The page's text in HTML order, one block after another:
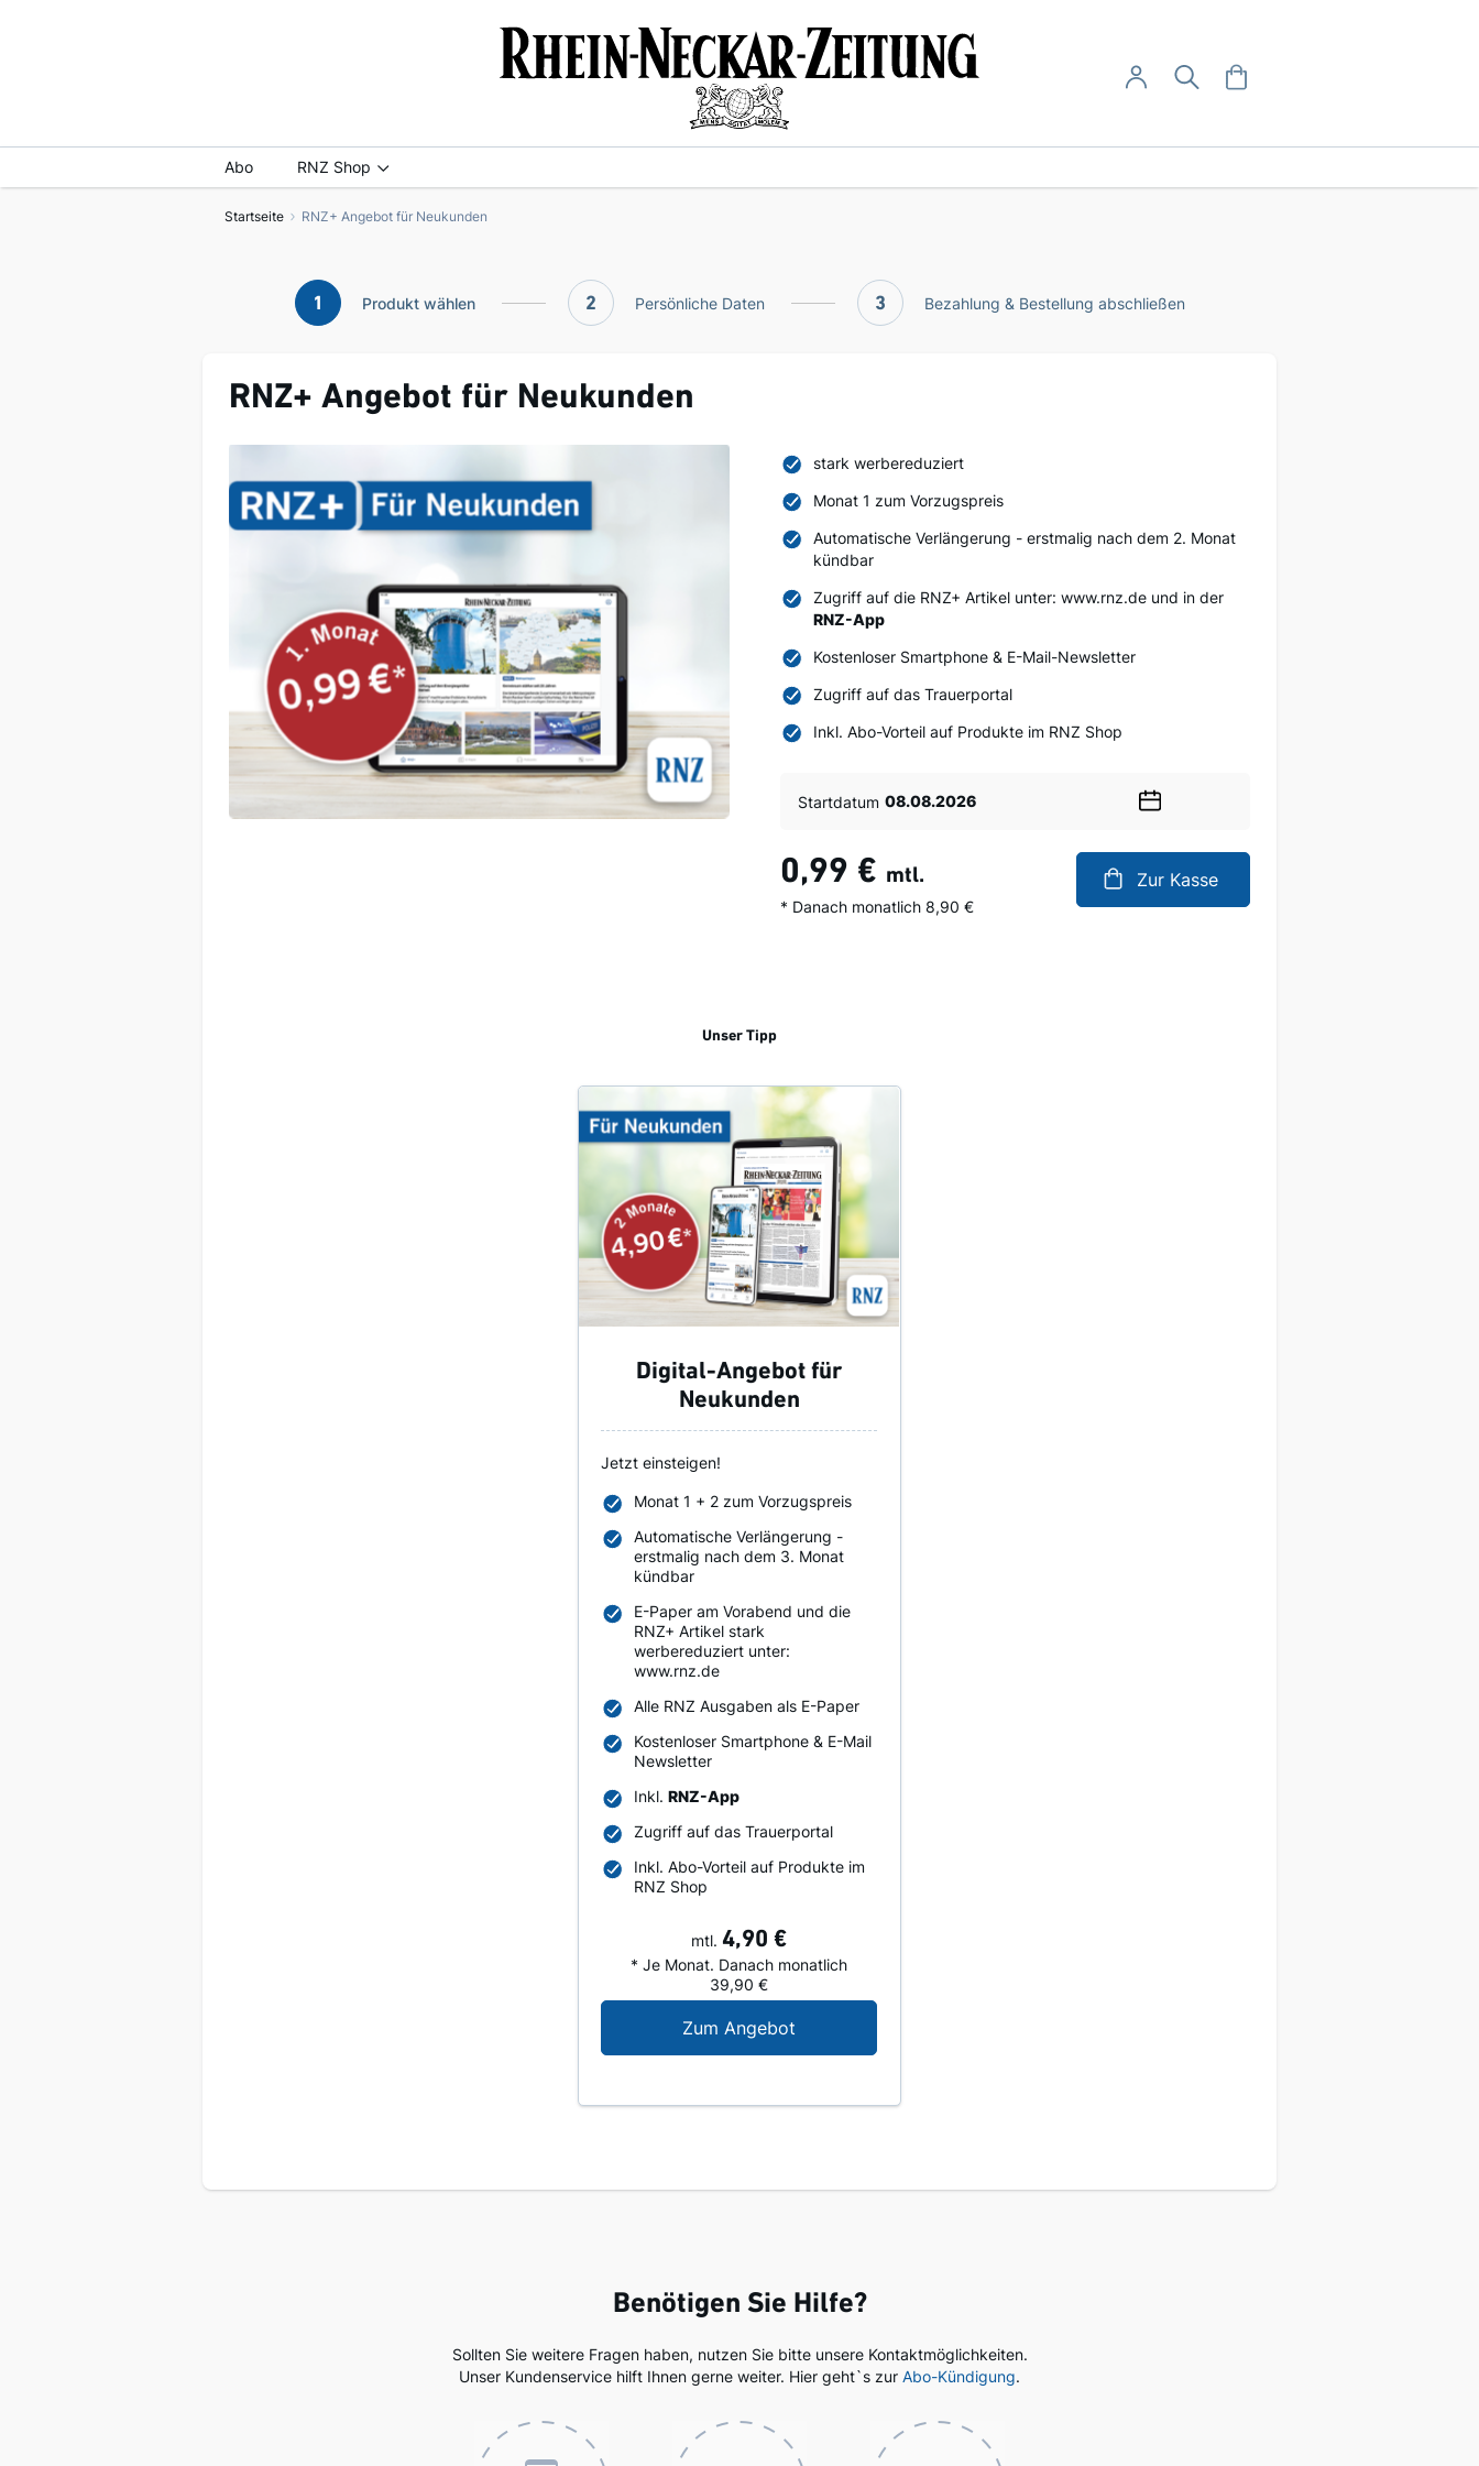
User-Menü
Anmelden
Abo RNZ Shop
Startseite RNZ+ Angebot für Neukunden
1 Produkt wählen 2 Persönliche Daten 3 Bezahlung & Bestellung abschließen
RNZ+ Angebot für Neukunden
stark werbereduziert
Monat 1 zum Vorzugspreis
Automatische Verlängerung - erstmalig nach dem 2. Monat
kündbar
Zugriff auf die RNZ+ Artikel unter: www.rnz.de und in der
RNZ-App
Kostenloser Smartphone & E-Mail-Newsletter
Zugriff auf das Trauerportal
Inkl. Abo-Vorteil auf Produkte im RNZ Shop
Startdatum
Datum
mtl.
0,99 €
* Danach monatlich 8,90 €
Zur Kasse
Unser Tipp
Digital-Angebot für
Neukunden
Jetzt einsteigen!
Monat 1 + 2 zum Vorzugspreis
Automatische Verlängerung -
erstmalig nach dem 3. Monat
kündbar
E-Paper am Vorabend und die
RNZ+ Artikel stark
werbereduziert unter:
www.rnz.de
Alle RNZ Ausgaben als E-Paper
Kostenloser Smartphone & E-Mail
Newsletter
Inkl.RNZ-App
Zugriff auf das Trauerportal
Inkl. Abo-Vorteil auf Produkte im
RNZ Shop
mtl. 4,90 €
* Je Monat. Danach monatlich
39,90 €
Zum Angebot
Benötigen Sie Hilfe?
Sollten Sie weitere Fragen haben, nutzen Sie bitte unsere Kontaktmöglichkeiten.
Unser Kundenservice hilft Ihnen gerne weiter. Hier geht`s zur Abo-Kündigung.